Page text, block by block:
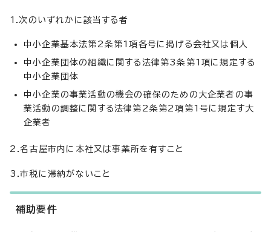
1.次のいずれかに該当する者
中小企業基本法第2条第1項各号に掲げる会社又は個人
中小企業団体の組織に関する法律第3条第1項に規定する
中小企業団体
中小企業の事業活動の機会の確保のための大企業者の事
業活動の調整に関する法律第2条第2項第1号に規定す大
企業者
2.名古屋市内に本社又は事業所を有すこと
3.市税に滞納がないこと
補助要件